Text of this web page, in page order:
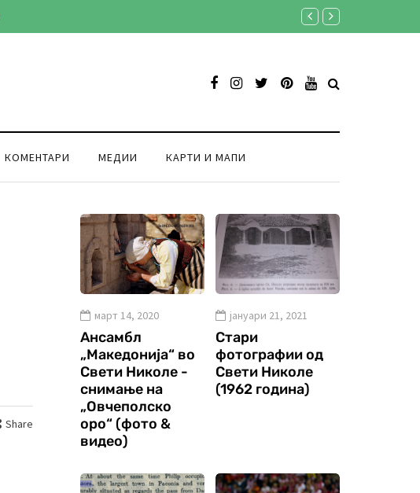
Продукција Аристон
КОМЕНТАРИ МЕДИИ КАРТИ И МАПИ
Share
март 14, 2020
Ансамбл
„Македонија“ во
Свети Николе -
снимање на
„Овчеполско
оро“ (фото &
видео)
јануари 21, 2021
Стари
фотографии од
Свети Николе
(1962 година)